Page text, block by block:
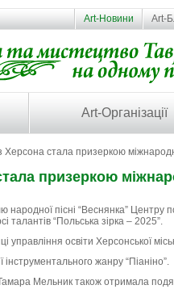
Art-Новини Art-
Art-Організації
Херсона стала призеркою
призеркою
народної пісні “Веснянка” Центру
талантів “Польська зірка – 2025”.
управління освіти Херсонської
інструментального жанру “Піаніно”.
Мельник також отримала